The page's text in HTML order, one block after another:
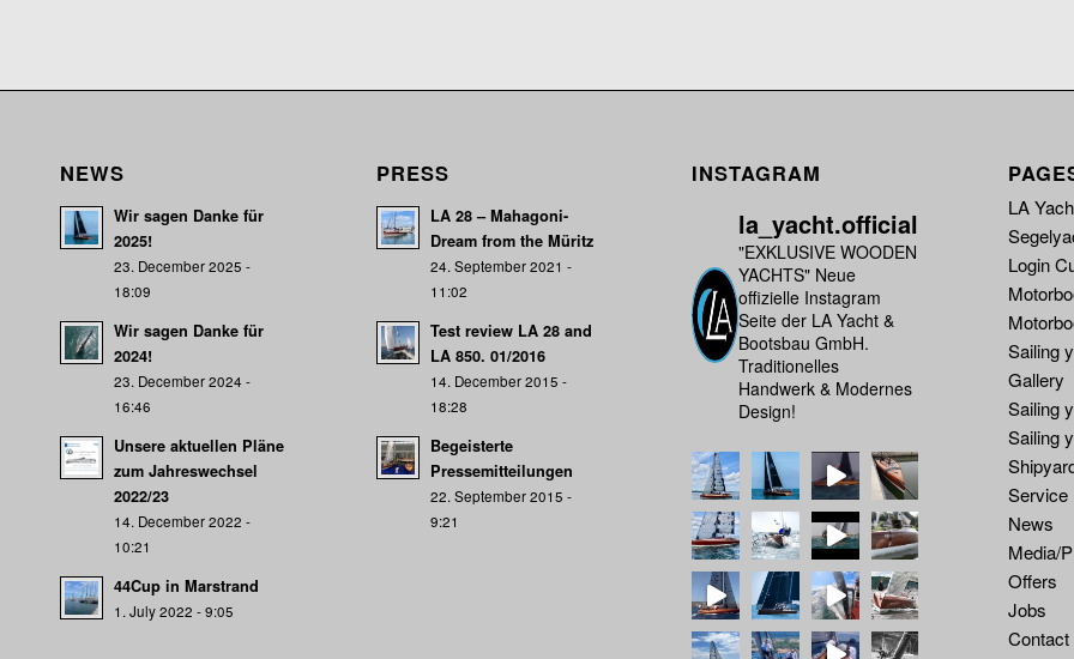
NEWS
Wir sagen Danke für
2025!
23. December 2025 -
18:09
Wir sagen Danke für
2024!
23. December 2024 -
16:46
Unsere aktuellen Pläne
zum Jahreswechsel
2022/23
14. December 2022 -
10:21
44Cup in Marstrand
1. July 2022 - 9:05
PRESS
LA 28 – Mahagoni-
Dream from the Müritz
24. September 2021 -
11:02
Test review LA 28 and
LA 850. 01/2016
14. December 2015 -
18:28
Begeisterte
Pressemitteilungen
22. September 2015 -
9:21
INSTAGRAM
la_yacht.official
"EXKLUSIVE WOODEN
YACHTS" Neue
offizielle Instagram
Seite der LA Yacht &
Bootsbau GmbH.
Traditionelles
Handwerk & Modernes
Design!
LA
Login
Sailing
Gallery
Sailing
Sailing
Service
News
Media/
Offers
Jobs
Contact